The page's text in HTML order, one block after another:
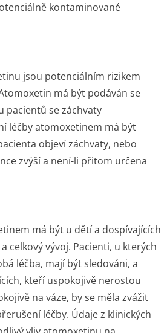
kontaminované
jsou potenciálním rizikem
má být podáván se
pacientů se záchvaty
léčby atomoxetinem má být
objeví záchvaty, nebo
zvýší a není-li přitom určena
má být u dětí a dospívajících
celkový vývoj. Pacienti, u kterých
léčba, mají být sledováni, a
kteří uspokojivě nerostou
na váze, by se měla zvážit
léčby. Údaje z klinických